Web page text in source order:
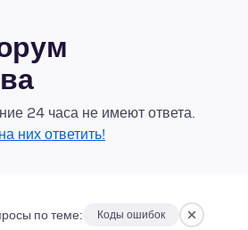
24 часа не имеют ответа.
них ответить!
по теме: Коды ошибок